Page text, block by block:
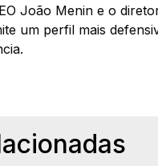
João Menin e o
um perfil mais